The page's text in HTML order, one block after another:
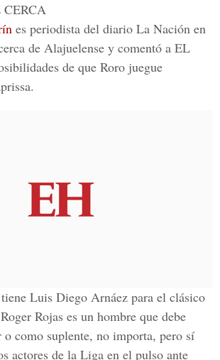
es periodista del diario La Nación en
de Alajuelense y comentó a EL
de que Roro juegue
Luis Diego Arnáez para el clásico
Rojas es un hombre que debe
como suplente, no importa, pero sí
actores de la Liga en el pulso ante